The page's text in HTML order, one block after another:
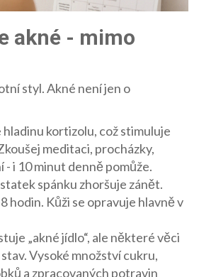
akné - mimo
styl. Akné není jen o
hladinu kortizolu, což stimuluje
meditaci, procházky,
- i 10 minut denně pomůže.
spánku zhoršuje zánět.
hodin. Kůži se opravuje hlavně v
„akné jídlo“, ale některé věci
Vysoké množství cukru,
a zpracovaných potravin